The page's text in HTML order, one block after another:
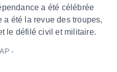
a été célébrée
a été la revue des troupes,
le défilé civil et militaire.
-